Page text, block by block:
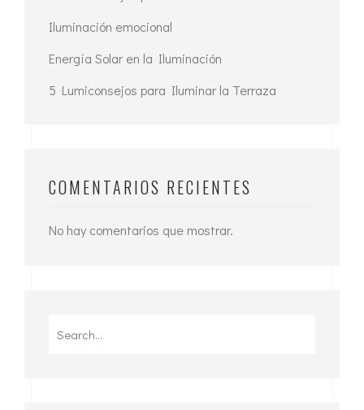
Iluminación emocional
Energía Solar en la Iluminación
5 Lumiconsejos para Iluminar la Terraza
COMENTARIOS RECIENTES
No hay comentarios que mostrar.